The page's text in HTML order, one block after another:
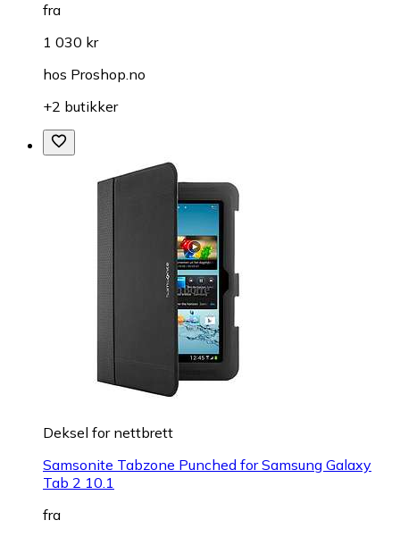
fra
1 030 kr
hos Proshop.no
+2 butikker
Deksel for nettbrett
Samsonite Tabzone Punched for Samsung Galaxy
Tab 2 10.1
fra